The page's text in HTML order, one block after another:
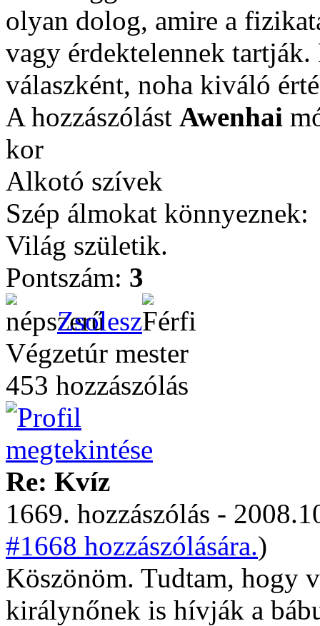
olyan dolog, amire a
vagy érdektelennek
válaszként, noha kiváló
A hozzászólást Awenhai
kor
Alkotó szívek
Szép álmokat könnyeznek:
Világ születik.
Pontszám: 3
Zsolesz
Végzetúr mester
453 hozzászólás
Re: Kvíz
1669. hozzászólás -
#1668 hozzászólására.)
Köszönöm. Tudtam, hogy
királynőnek is hívják a